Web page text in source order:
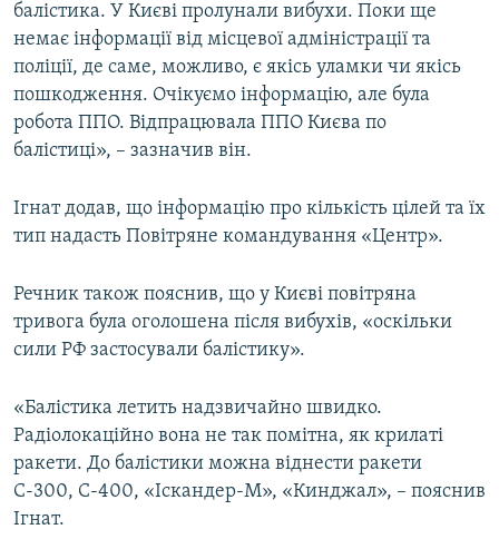
балістика. У Києві пролунали вибухи. Поки ще
немає інформації від місцевої адміністрації та
поліції, де саме, можливо, є якісь уламки чи якісь
пошкодження. Очікуємо інформацію, але була
робота ППО. Відпрацювала ППО Києва по
балістиці», – зазначив він.
Ігнат додав, що інформацію про кількість цілей та їх
тип надасть Повітряне командування «Центр».
Речник також пояснив, що у Києві повітряна
тривога була оголошена після вибухів, «оскільки
сили РФ застосували балістику».
«Балістика летить надзвичайно швидко.
Радіолокаційно вона не так помітна, як крилаті
ракети. До балістики можна віднести ракети
С-300, С-400, «Іскандер-М», «Кинджал», – пояснив
Ігнат.